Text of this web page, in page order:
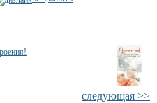
следующая >>